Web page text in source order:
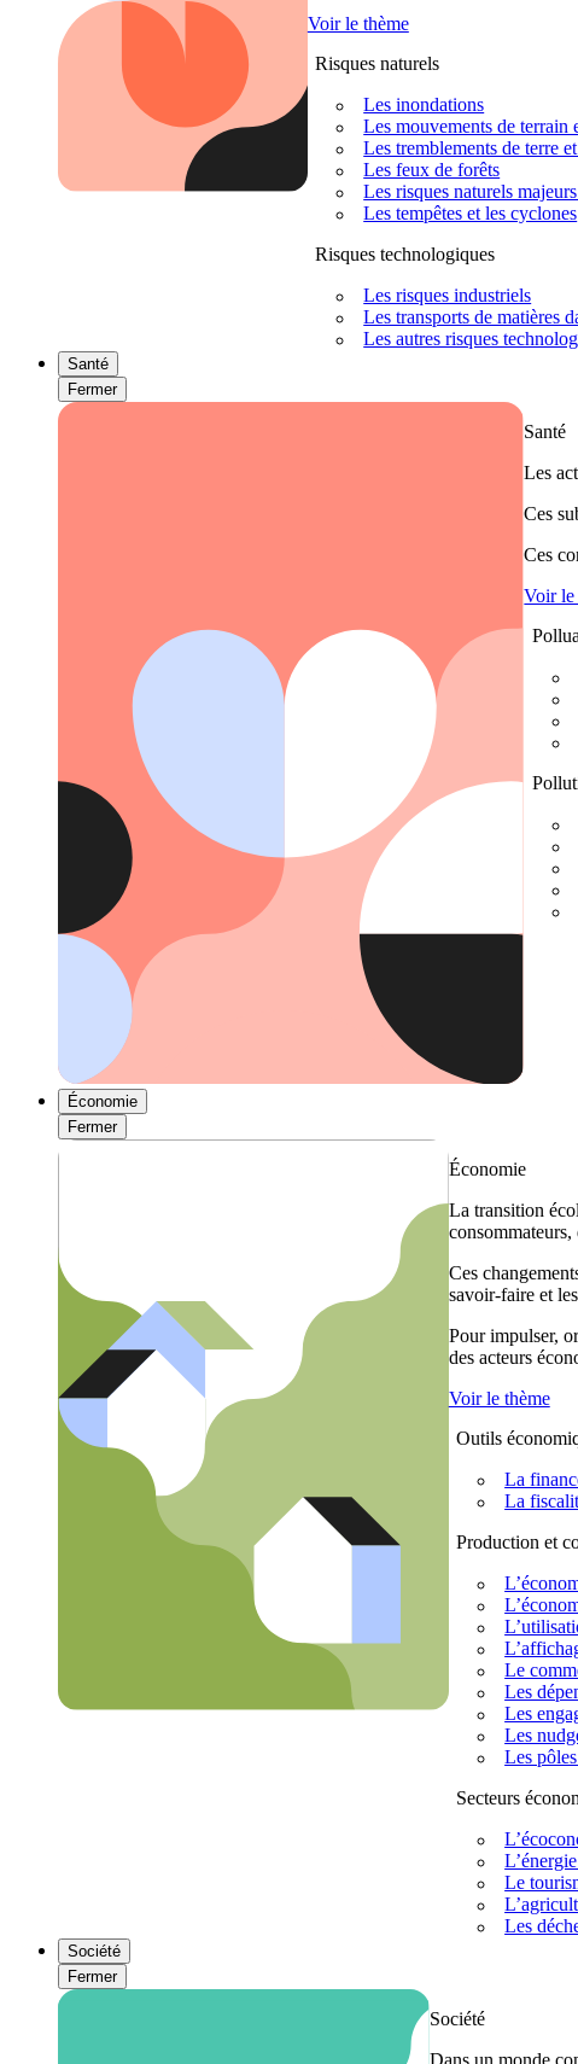
Voir le thème
Risques naturels
Les inondations
Les mouvements de terrain
Les tremblements de terre
Les feux de forêts
Les risques naturels
Les tempêtes et les cyclones
Risques technologiques
Les risques industriels
Les transports de matières
Les autres risques
Santé
Fermer
Santé
Les
Ces
Ces
Voir le
Économie
Fermer
Économie
La transition
consommateurs,
Ces
savoir-faire et
Pour impulser,
des acteurs
Voir le thème
Outils
La
La
Production et
Le
Les
Les
Les
Les
Secteurs
Le
Les
Société
Fermer
Société
Dans un monde